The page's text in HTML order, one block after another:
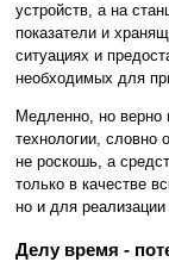
устройств, а на
показатели и
ситуациях и
необходимых для
Медленно, но верно
технологии, словно
не роскошь, а
только в качестве
но и для
Делу время -